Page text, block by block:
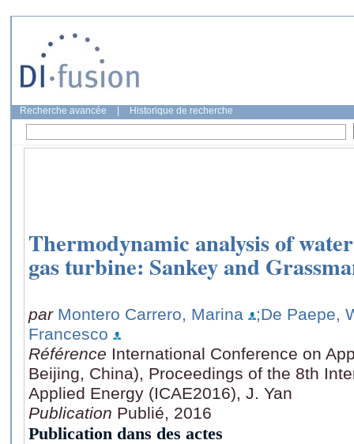
Recherche avancée Historique de recherche
Thermodynamic analysis of
gas turbine: Sankey and
par Montero Carrero, Marina
;De Paepe,
Francesco
Référence International Conference on
Beijing, China), Proceedings of the 8th
Applied Energy (ICAE2016), J. Yan
Publication Publié, 2016
Publication dans des actes